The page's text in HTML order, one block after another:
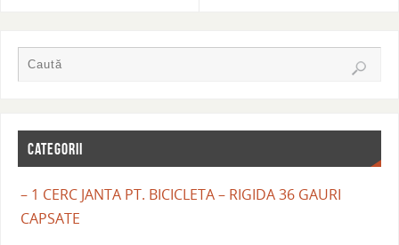
CATEGORII
– 1 CERC JANTA PT. BICICLETA – RIGIDA 36 GAURI
CAPSATE